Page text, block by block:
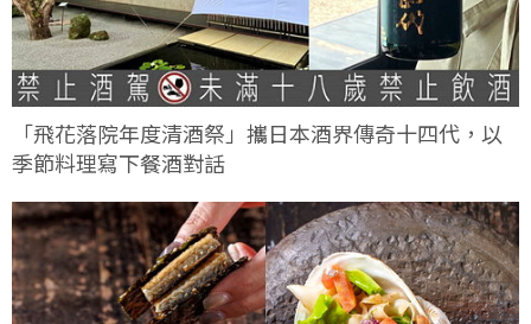
「飛花落院年度清酒祭」攜日本酒界傳奇十四代，以
季節料理寫下餐酒對話